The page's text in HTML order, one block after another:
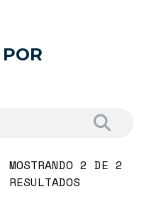
MOSTRANDO 2 DE 2
RESULTADOS